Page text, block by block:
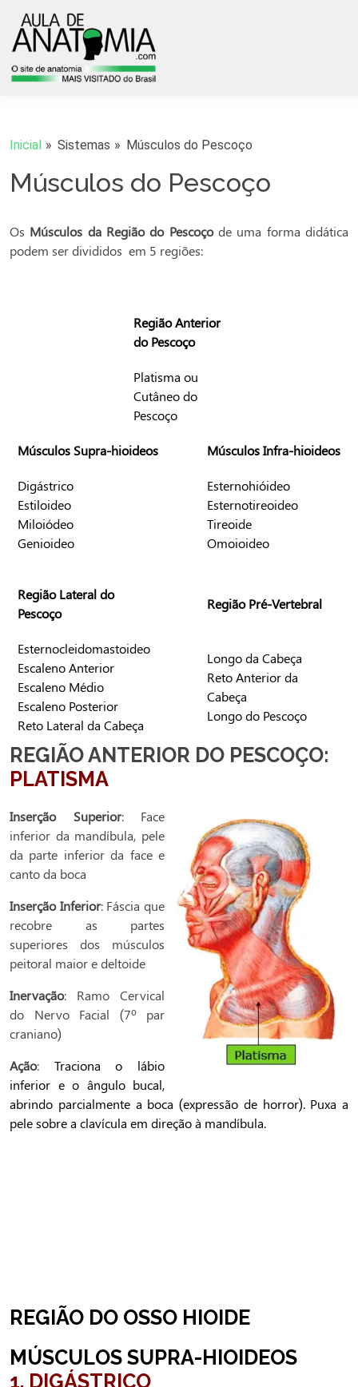
Inicial Sistemas Músculos do Pescoço
Músculos do Pescoço
Os Músculos da Região do Pescoçode uma forma didática
podem ser divididos em 5 regiões:
Região Anterior
do Pescoço
Platisma ou
Cutâneo do
Pescoço
Músculos Supra-hioideos Músculos Infra-hioideos
Digástrico
Estiloideo
Miloiódeo
Genioideo
Esternohióideo
Esternotireoideo
Tireoide
Omoioideo
Região Lateral do
Pescoço
Região Pré-Vertebral
Esternocleidomastoideo
Escaleno Anterior
Escaleno Médio
Escaleno Posterior
Reto Lateral da Cabeça
Longo da Cabeça
Reto Anterior da
Cabeça
Longo do Pescoço
REGIÃO ANTERIOR DO PESCOÇO:
PLATISMA
Inserção Superior: Face
inferior da mandíbula, pele
da parte inferior da face e
canto da boca
Inserção Inferior: Fáscia que
recobre as partes
superiores dos músculos
peitoral maior e deltoide
Inervação: Ramo Cervical
do Nervo Facial (7º par
craniano)
Ação: Traciona o lábio
inferior e o ângulo bucal,
abrindo parcialmente a boca (expressão de horror). Puxa a
pele sobre a clavícula em direção à mandíbula.
REGIÃO DO OSSO HIOIDE
MÚSCULOS SUPRA-HIOIDEOS
1. DIGÁSTRICO